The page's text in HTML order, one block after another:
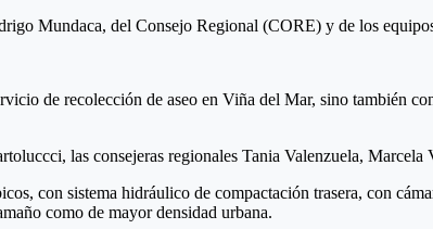
Mundaca, del Consejo Regional (CORE) y de los
de recolección de aseo en Viña del Mar, sino también
las consejeras regionales Tania Valenzuela,
con sistema hidráulico de compactación trasera, con
como de mayor densidad urbana.